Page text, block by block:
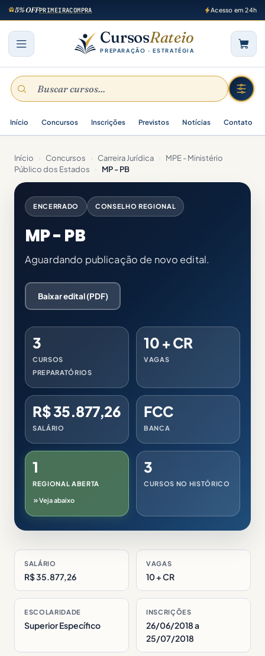
5% OFFPRIMEIRACOMPRA Acesso em 24h
CursosRateio
PREPARAÇÃO · ESTRATÉGIA
Início Concursos Inscrições Previstos Notícias Contato
Início › Concursos › Carreira Jurídica ›
MPE - Ministério
Público dos Estados
› MP - PB
ENCERRADO CONSELHO REGIONAL
MP - PB
Aguardando publicação de novo edital.
Baixar edital (PDF)
3
CURSOS
PREPARATÓRIOS
10 + CR
VAGAS
R$ 35.877,26
SALÁRIO
FCC
BANCA
1
REGIONAL ABERTA
Veja abaixo
3
CURSOS NO HISTÓRICO
SALÁRIO
R$ 35.877,26
VAGAS
10 + CR
ESCOLARIDADE
Superior Específico
INSCRIÇÕES
26/06/2018 a
25/07/2018